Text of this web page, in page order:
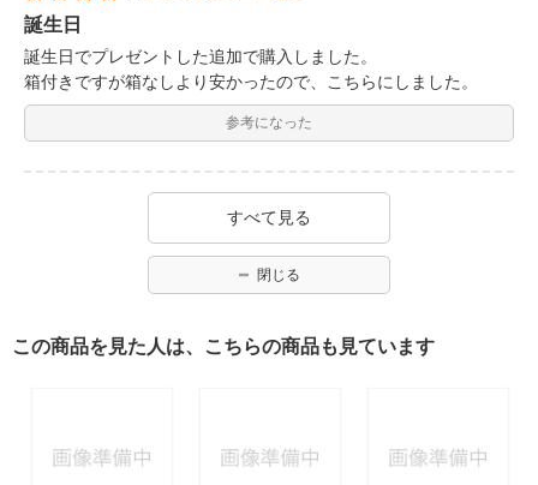
誕生日
誕生日でプレゼントした追加で購入しました。
箱付きですが箱なしより安かったので、こちらにしました。
参考になった
すべて見る
閉じる
この商品を見た人は、こちらの商品も見ています